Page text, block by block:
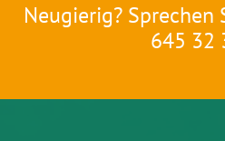
Neugierig? Sprechen
645 32